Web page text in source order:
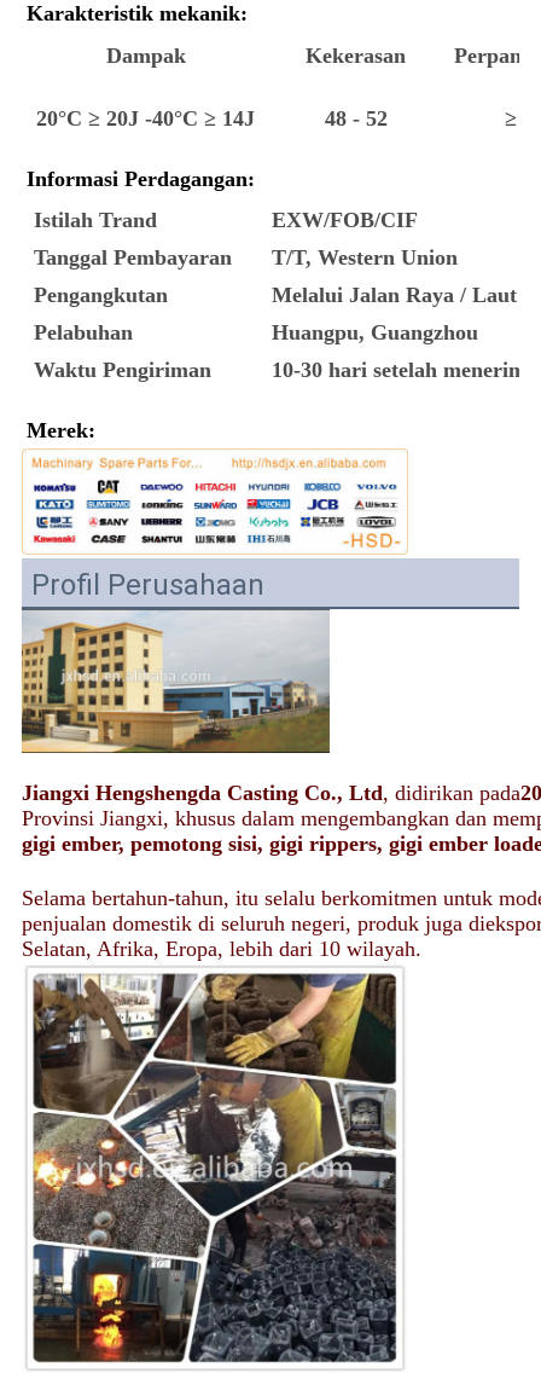
Karakteristik mekanik:
Dampak
Kekerasan
20°C ≥ 20J -40°C ≥ 14J 48 - 52 ≥ 4
Informasi Perdagangan:
Istilah Trand
EXW/FOB/CIF
Tanggal Pembayaran
T/T, Western Union
Pengangkutan
Melalui Jalan Raya / Laut
Pelabuhan
Huangpu, Guangzhou
Waktu Pengiriman
10-30 hari setelah
Merek:
Profil Perusahaan
Jiangxi Hengshengda Casting Co., Ltd, didirikan pada
Provinsi Jiangxi, khusus dalam mengembangkan dan
gigi ember, pemotong sisi, gigi rippers, gigi ember
Selama bertahun-tahun, itu selalu berkomitmen untuk
penjualan domestik di seluruh negeri, produk juga
Selatan, Afrika, Eropa, lebih dari 10 wilayah.